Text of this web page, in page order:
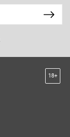
18+